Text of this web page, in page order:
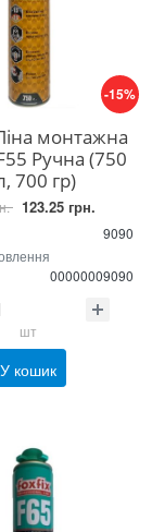
-15%
монтажна
Ручна (750
700 гр)
123.25 грн.
9090
00000009090
шт
У кошик